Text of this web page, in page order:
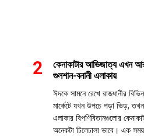
কেনাকাটার আভিজাত্য এখন
গুলশান-বনানী এলাকায়
ঈদকে সামনে রেখে রাজধানীর
মার্কেটে যখন উপচে পড়া ভিড়,
এলাকার বিপণিবিতানগুলোর
অনেকটা ঢিলেঢালা ভাবে। এক